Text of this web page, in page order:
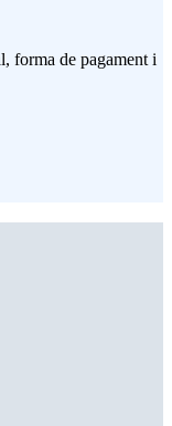
forma de pagament i